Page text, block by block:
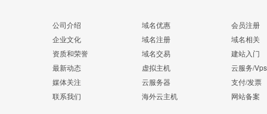
公司介绍
企业文化
资质和荣誉
最新动态
媒体关注
联系我们
域名优惠
域名注册
域名交易
虚拟主机
云服务器
海外云主机
会员注册
域名相关
建站入门
云服务/Vps
支付/发票
网站备案